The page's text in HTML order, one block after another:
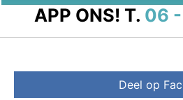
APP ONS! T. 06 -
Deel op